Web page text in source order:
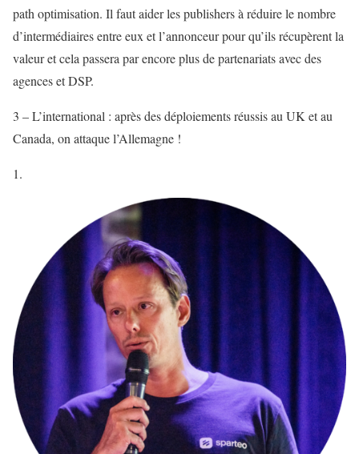
path optimisation. Il faut aider les publishers à réduire le nombre
d’intermédiaires entre eux et l’annonceur pour qu’ils récupèrent la
valeur et cela passera par encore plus de partenariats avec des
agences et DSP.
3 – L’international : après des déploiements réussis au UK et au
Canada, on attaque l’Allemagne !